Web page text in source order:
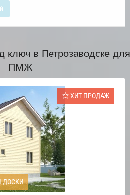
ключ в Петрозаводске для
ПМЖ
ХИТ ПРОДАЖ
ДОСКИ